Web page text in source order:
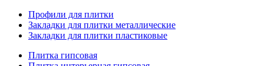
Профили для плитки
Закладки для плитки металлические
Закладки для плитки пластиковые
Плитка гипсовая